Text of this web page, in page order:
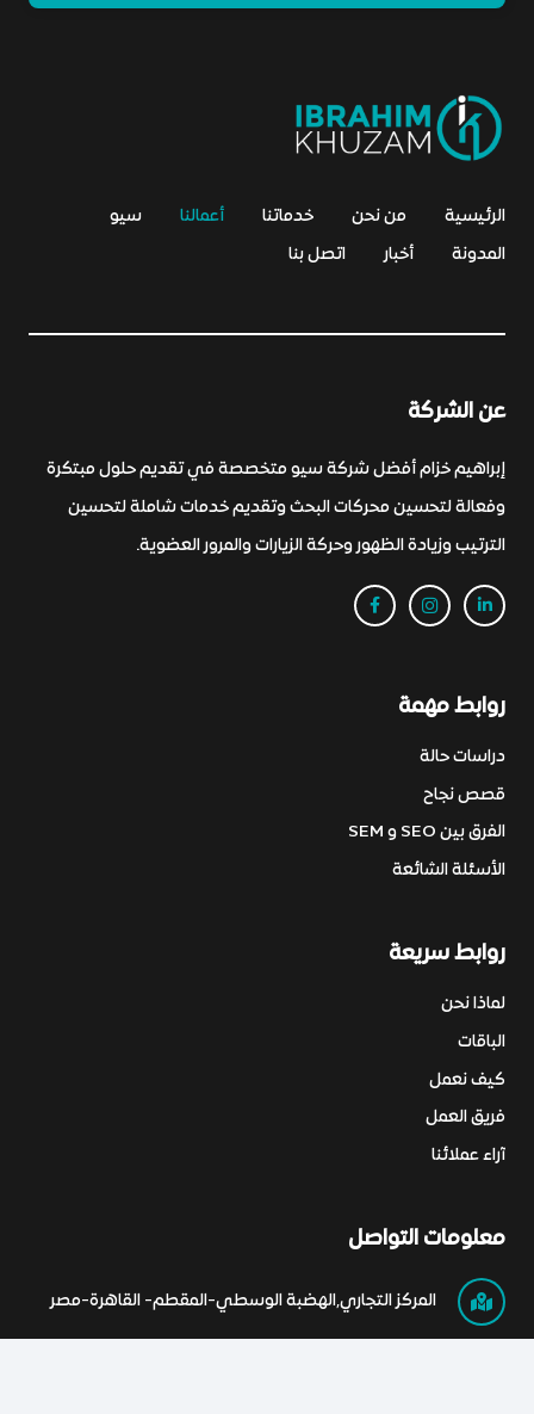
الرئيسية من نحن خدماتنا أعمالنا
سيو
المدونة
أخبار اتصل بنا
عن الشركة
إبراهيم خزام أفضل شركة سيو متخصصة في تقديم حلول مبتكرة
وفعالة لتحسين محركات البحث وتقديم خدمات شاملة لتحسين
الترتيب وزيادة الظهور وحركة الزيارات والمرور العضوية.
روابط مهمة
دراسات حالة
قصص نجاح
الفرق بين SEO و SEM
الأسئلة الشائعة
روابط سريعة
لماذا نحن
الباقات
كيف نعمل
فريق العمل
آراء عملائنا
معلومات التواصل
المركز التجاري,الهضبة الوسطي-المقطم- القاهرة-مصر